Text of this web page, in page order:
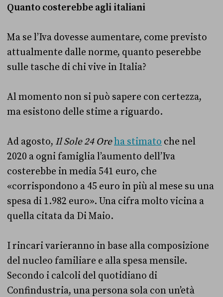
Quanto costerebbe agli italiani
Ma se l’Iva dovesse aumentare, come previsto
attualmente dalle norme, quanto peserebbe
sulle tasche di chi vive in Italia?
Al momento non si può sapere con certezza,
ma esistono delle stime a riguardo.
Ad agosto, Il Sole 24 Oreha stimato che nel
2020 a ogni famiglia l’aumento dell’Iva
costerebbe in media 541 euro, che
«corrispondono a 45 euro in più al mese su una
spesa di 1.982 euro». Una cifra molto vicina a
quella citata da Di Maio.
I rincari varieranno in base alla composizione
del nucleo familiare e alla spesa mensile.
Secondo i calcoli del quotidiano di
Confindustria, una persona sola con un’età